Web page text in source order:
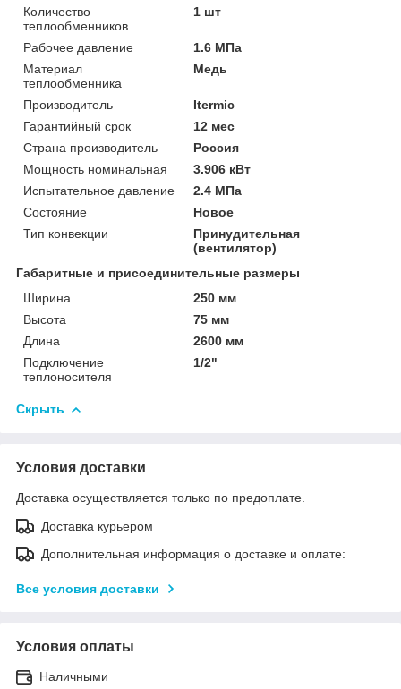
Количество
теплообменников
1 шт
Рабочее давление
1.6 МПа
Материал
теплообменника
Медь
Производитель
Itermic
Гарантийный срок
12 мес
Страна производитель
Россия
Мощность номинальная
3.906 кВт
Испытательное давление
2.4 МПа
Состояние
Новое
Тип конвекции
Принудительная
(вентилятор)
Габаритные и присоединительные размеры
Ширина
250 мм
Высота
75 мм
Длина
2600 мм
Подключение
теплоносителя
1/2"
Скрыть
Условия доставки
Доставка осуществляется только по предоплате.
Доставка курьером
Дополнительная информация о доставке и оплате:
Все условия доставки
Условия оплаты
Наличными